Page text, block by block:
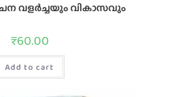
വളര്‍ച്ചയും വികാസവും
₹60.00
Add to cart